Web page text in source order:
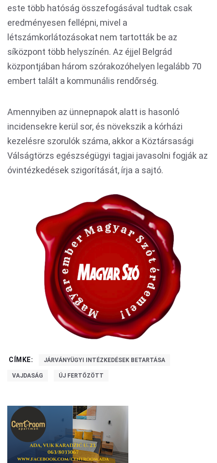
este több hatóság összefogásával tudtak csak
eredményesen fellépni, mivel a
létszámkorlátozásokat nem tartották be az
síközpont több helyszínén. Az éjjel Belgrád
központjában három szórakozóhelyen legalább 70
embert talált a kommunális rendőrség.
Amennyiben az ünnepnapok alatt is hasonló
incidensekre kerül sor, és növekszik a kórházi
kezelésre szorulók száma, akkor a Köztársasági
Válságtörzs egészségügyi tagjai javasolni fogják az
óvintézkedések szigorítását, írja a sajtó.
CÍMKE: JÁRVÁNYÜGYI INTÉZKEDÉSEK BETARTÁSA
VAJDASÁG ÚJ FERTŐZÖTT